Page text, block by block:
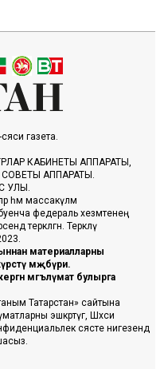
газета.
КАБИНЕТЫ АППАРАТЫ,
АППАРАТЫ.
УЛЫ.
һәм массакүләм
буенча федераль хезмәтенең
теркәлгән. Теркәлү
материалларны
мәҗбүри.
мәгълүмат булырга
Татарстан» сайтына
эшкәртүгә, Шәхси
сәясәте нигезендә